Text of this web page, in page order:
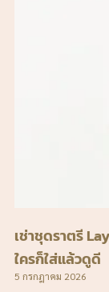
เช่าชุดราตรี
ใครก็ใส่แล้วดูดี
5 กรกฎาคม 2026